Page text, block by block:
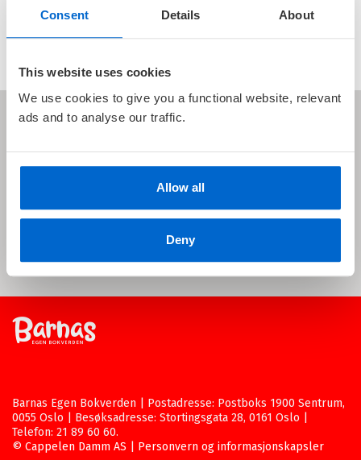
Consent Details About
This website uses cookies
We use cookies to give you a functional website, relevant
ads and to analyse our traffic.
Allow all
Deny
Barnas Egen Bokverden | Postadresse: Postboks 1900 Sentrum,
0055 Oslo | Besøksadresse: Stortingsgata 28, 0161 Oslo |
Telefon: 21 89 60 60.
© Cappelen Damm AS Personvern og informasjonskapsler